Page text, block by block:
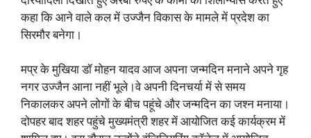
कहा कि आने वाले कल में उज्जैन विकास के मामले में प्रदेश का
सिरमौर बनेगा।
मप्र के मुखिया डॉ मोहन यादव आज अपना जन्मदिन मनाने अपने गृह
नगर उज्जैन आना नहीं भूले।वे अपनी दिनचर्या में से समय
निकालकर अपने लोगों के बीच पहूंचे और जन्मदिन का जश्न मनाया।
दोपहर बाद शहर पहुंचे मुख्यमंत्री शहर में आयोजित कई कार्यक्रम में